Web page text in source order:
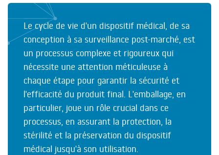
Le cycle de vie d'un dispositif médical, de sa
conception à sa surveillance post-marché, est
un processus complexe et rigoureux qui
nécessite une attention méticuleuse à
chaque étape pour garantir la sécurité et
l'efficacité du produit final. L'emballage, en
particulier, joue un rôle crucial dans ce
processus, en assurant la protection, la
stérilité et la préservation du dispositif
médical jusqu'à son utilisation.